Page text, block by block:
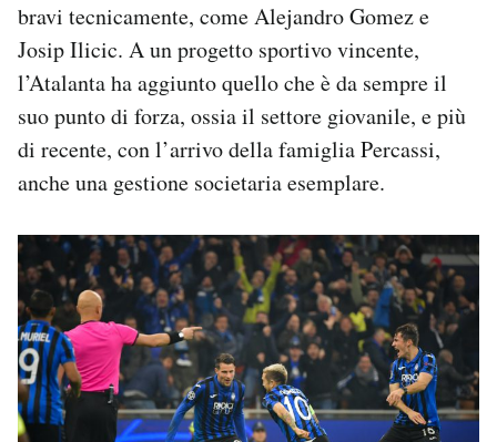
bravi tecnicamente, come Alejandro Gomez e
Josip Ilicic. A un progetto sportivo vincente,
l’Atalanta ha aggiunto quello che è da sempre il
suo punto di forza, ossia il settore giovanile, e più
di recente, con l’arrivo della famiglia Percassi,
anche una gestione societaria esemplare.